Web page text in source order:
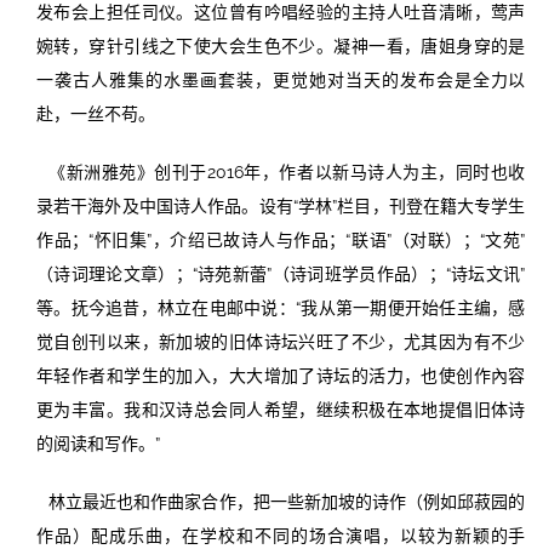
发布会上担任司仪。这位曾有吟唱经验的主持人吐音清晰，莺声
婉转，穿针引线之下使大会生色不少。凝神一看，唐姐身穿的是
一袭古人雅集的水墨画套装，更觉她对当天的发布会是全力以
赴，一丝不苟。
《新洲雅苑》创刊于2016年，作者以新马诗人为主，同时也收
录若干海外及中国诗人作品。设有“学林”栏目，刊登在籍大专学生
作品；“怀旧集”，介绍已故诗人与作品；“联语”（对联）；“文苑”
（诗词理论文章）；“诗苑新蕾”（诗词班学员作品）；“诗坛文讯”
等。抚今追昔，林立在电邮中说：“我从第一期便开始任主编，感
觉自创刊以来，新加坡的旧体诗坛兴旺了不少，尤其因为有不少
年轻作者和学生的加入，大大增加了诗坛的活力，也使创作內容
更为丰富。我和汉诗总会同人希望，继续积极在本地提倡旧体诗
的阅读和写作。”
林立最近也和作曲家合作，把一些新加坡的诗作（例如邱菽园的
作品）配成乐曲，在学校和不同的场合演唱，以较为新颖的手